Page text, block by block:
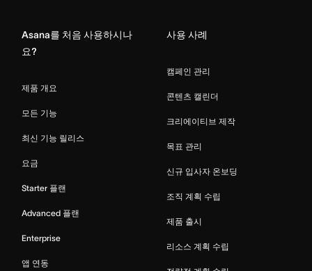
Asana를 처음 사용하시나
요?
제품 개요
모든 기능
최신 기능 릴리스
요금
Starter 플랜
Advanced 플랜
Enterprise
앱 연동
사용 사례
캠페인 관리
콘텐츠 캘린더
크리에이티브 제작
목표 관리
신규 입사자 온보딩
조직 계획 수립
제품 출시
리소스 계획 수립